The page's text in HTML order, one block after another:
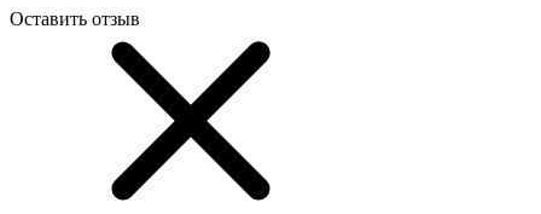
Оставить отзыв